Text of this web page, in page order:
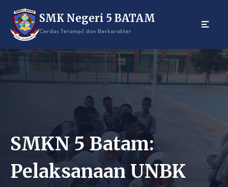
content
SMK Negeri 5 BATAM
Cerdas Terampil dan Berkarakter
SMKN 5 Batam:
Pelaksanaan UNBK